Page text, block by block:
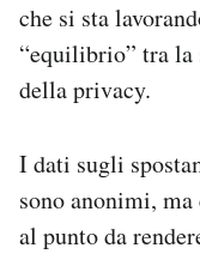
che si sta
“equilibrio” tra la
della privacy.
I dati sugli
sono anonimi,
al punto da